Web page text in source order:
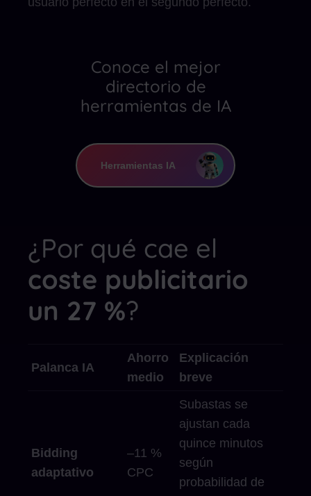
Conoce el mejor
directorio de
herramientas de IA
Herramientas IA
¿Por qué cae el
coste publicitario
un 27 %?
Palanca IA
Ahorro
medio
Explicación
breve
Bidding
adaptativo
–11 %
CPC
Subastas se
ajustan cada
quince minutos
según
probabilidad de